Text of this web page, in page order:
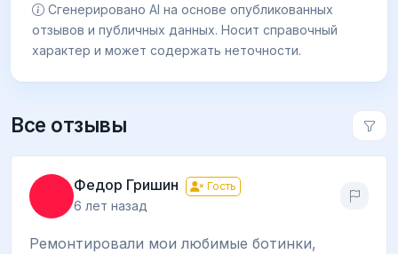
Сгенерировано AI на основе опубликованных
отзывов и публичных данных. Носит справочный
характер и может содержать неточности.
Все отзывы
Федор Гришин Гость
6 лет назад
Ремонтировали мои любимые ботинки,